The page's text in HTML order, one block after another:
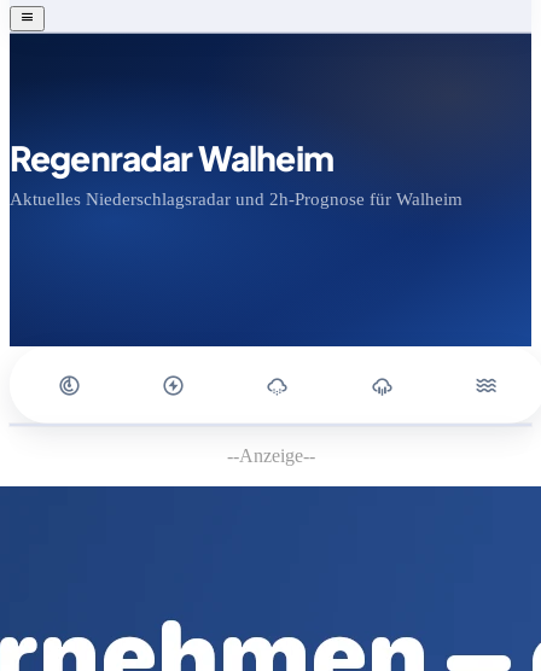
Regenradar Walheim
Aktuelles Niederschlagsradar und 2h-Prognose für Walheim
--Anzeige--